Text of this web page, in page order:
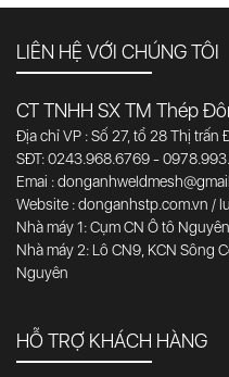
LIÊN HỆ VỚI CHÚNG TÔI
CT TNHH SX TM Thép
Địa chỉ VP : Số 27, tổ 28 Thị
SĐT: 0243.968.6769 -
Emai :
Website : donganhstp.com.vn /
Nhà máy 1: Cụm CN Ô tô
Nhà máy 2: Lô CN9, KCN Sông
Nguyên
HỖ TRỢ KHÁCH HÀNG